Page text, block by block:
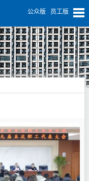
公众版 员工版